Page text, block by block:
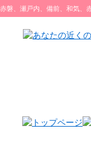
赤磐、瀬戸内、備前、和気、